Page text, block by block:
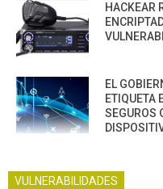
HACKEAR
EL
ETIQUETA
SEGUROS
VULNERABILIDADES